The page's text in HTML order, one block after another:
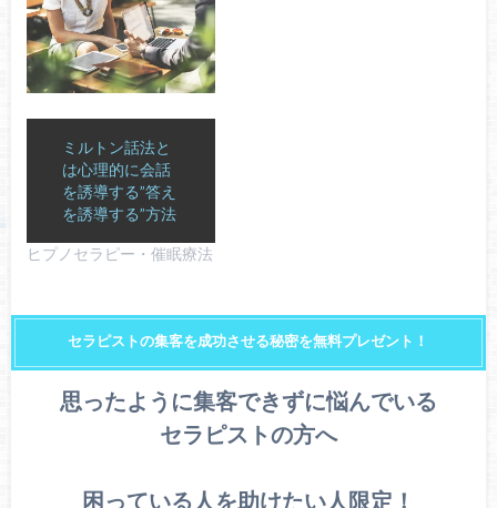
ミルトン話法と
は心理的に会話
を誘導する”答え
を誘導する”方法
ヒプノセラピー・催眠療法
セラピストの集客を成功させる秘密を無料プレゼント！
思ったように集客できずに悩んでいる
セラピストの方へ
困っている人を助けたい人限定！